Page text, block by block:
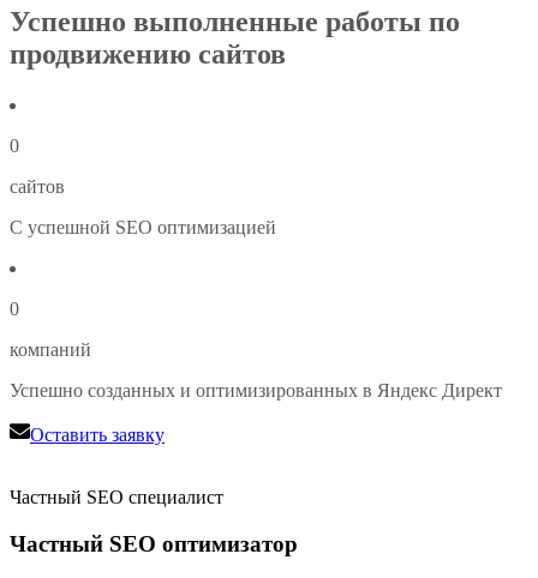
Успешно выполненные работы по
продвижению сайтов
0
сайтов
С успешной SEO оптимизацией
0
компаний
Успешно созданных и оптимизированных в Яндекс Директ
Оставить заявку
Частный SEO специалист
Частный SEO оптимизатор